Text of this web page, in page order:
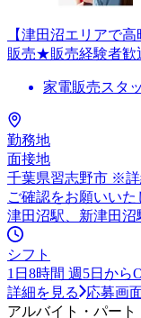
【津田沼エリアで
販売★販売経験者歓
家電販売スタ
勤務地
面接地
千葉県習志野市 ※詳
ご確認をお願いいた
津田沼駅、新津田沼
シフト
1日8時間 週5日から
詳細を見る
応募画
アルバイト・パート